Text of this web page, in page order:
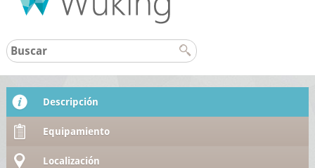
Descripción
Equipamiento
Localización